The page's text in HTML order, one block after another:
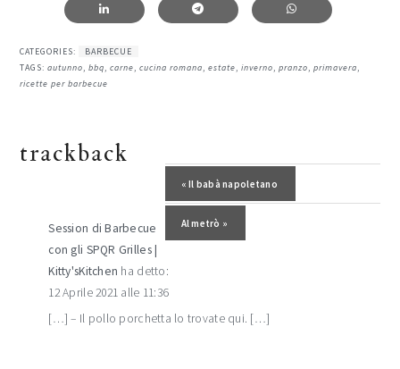
CATEGORIES:
BARBECUE
TAGS:autunno,bbq,carne,cucina romana,estate,inverno,pranzo,primavera,
ricette per barbecue
Post precedente:
« Il babà napoletano
Post successivo:
Al metrò »
interazioni
trackback
Session di Barbecue
con gli SPQR Grilles |
Kitty'sKitchen ha detto:
12 Aprile 2021 alle 11:36
[…] – Il pollo porchetta lo trovate qui. […]